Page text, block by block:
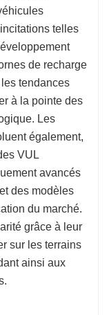
telles
de recharge
tendances
à la pointe des
Les
également,
VUL
avancés
des modèles
du marché.
grâce à leur
sur les terrains
ainsi aux